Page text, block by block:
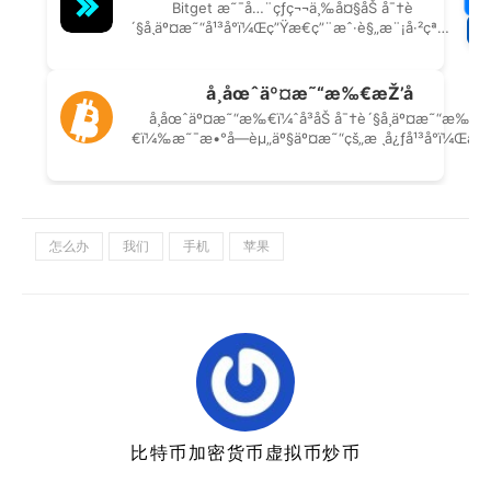
怎么办 我们 手机 苹果
比特币加密货币虚拟币炒币